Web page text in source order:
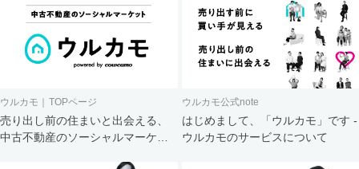
ウルカモ｜TOPページ
売り出し前の住まいと出会える、
中古不動産のソーシャルマーケッ
ウルカモ公式note
はじめまして、「ウルカモ」です -
ウルカモのサービスについて